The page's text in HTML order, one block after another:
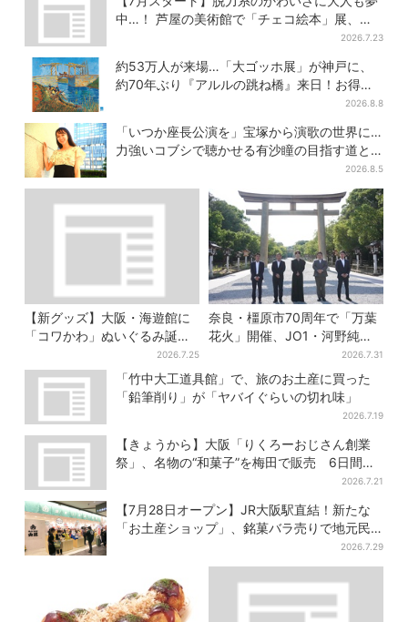
中…！ 芦屋の美術館で「チェコ絵本」展、老
2026.7.23
約53万人が来場…「大ゴッホ展」が神戸に、
約70年ぶり『アルルの跳ね橋』来日！お得な
2026.8.8
「いつか座長公演を」宝塚から演歌の世界に…
力強いコブシで聴かせる有沙瞳の目指す道と
2026.8.5
【新グッズ】大阪・海遊館に
「コワかわ」ぬいぐるみ誕
生…オスとメスどこが違う？
飼育員監修でリアルに再現
2026.7.25
奈良・橿原市70周年で「万葉
花火」開催、JO1・河野純喜
がアンバサダーに…グループ
楽曲ともシンクロ
2026.7.31
「竹中大工道具館」で、旅のお土産に買った
「鉛筆削り」が「ヤバイぐらいの切れ味」
2026.7.19
【きょうから】大阪「りくろーおじさん創業
祭」、名物の“和菓子”を梅田で販売 6日間限
2026.7.21
【7月28日オープン】JR大阪駅直結！新たな
「お土産ショップ」、銘菓バラ売りで地元民
2026.7.29